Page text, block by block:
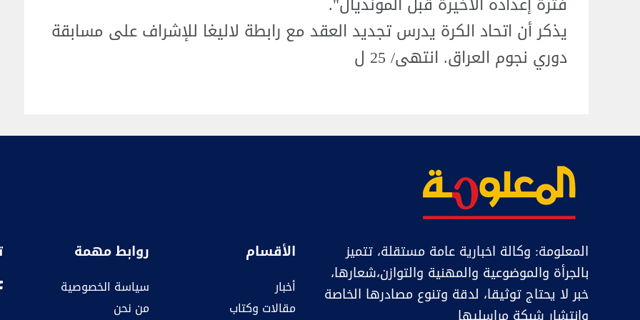
يذكر أن اتحاد الكرة يدرس تجديد العقد مع رابطة لاليغا للإشراف على مسابقة
دوري نجوم العراق. انتهى/ 25 ل
المعلومة: وكالة اخبارية عامة مستقلة، تتميز
بالجرأة والموضوعية والمهنية والتوازن،شعارها،
خبر ﻻ يحتاج توثيقا، لدقة وتنوع مصادرها الخاصة
الأقسام
أخبار
مقالات وكتاب
روابط مهمة
سياسة الخصوصية
من نحن